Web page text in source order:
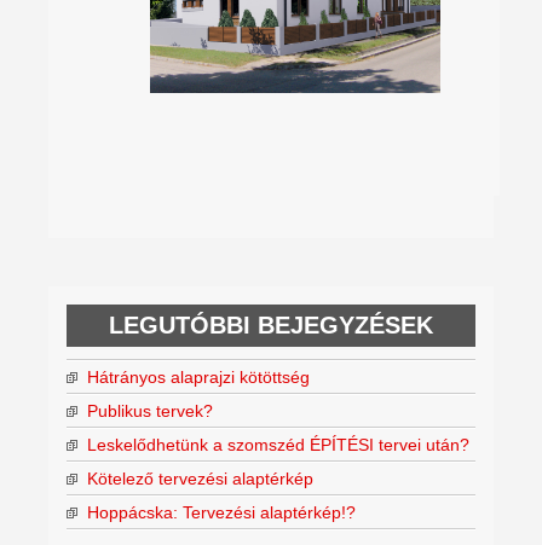
LEGUTÓBBI BEJEGYZÉSEK
Hátrányos alaprajzi kötöttség
Publikus tervek?
Leskelődhetünk a szomszéd ÉPÍTÉSI tervei után?
Kötelező tervezési alaptérkép
Hoppácska: Tervezési alaptérkép!?